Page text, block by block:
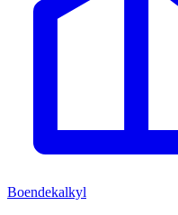
Boendekalkyl